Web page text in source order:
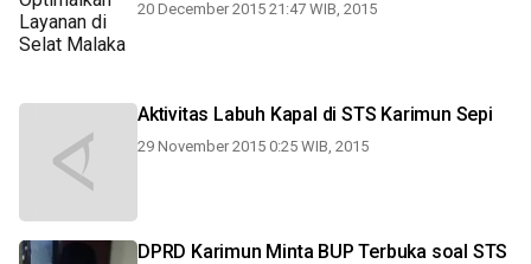
20 December 2015 21:47 WIB, 2015
Aktivitas Labuh Kapal di STS Karimun Sepi
29 November 2015 0:25 WIB, 2015
DPRD Karimun Minta BUP Terbuka soal STS